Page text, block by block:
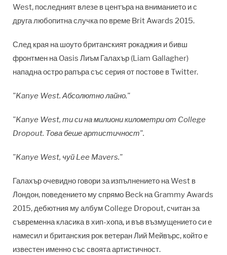
West, последният влезе в центъра на вниманието и с
друга любопитна случка по време Brit Awards 2015.
След края на шоуто британският рокаджия и бивш
фронтмен на Oasis Лиъм Галахър (Liam Gallagher)
нападна остро рапъра със серия от постове в Twitter.
"Kanye West. Абсолютно лайно."
"Kanye West, ти си на милиони километри от College
Dropout. Това беше артистичност".
"Kanye West, чуй Lee Mavers."
Галахър очевидно говори за изпълнението на West в
Лондон, поведението му спрямо Beck на Grammy Awards
2015, дебютния му албум College Dropout, считан за
съвременна класика в хип-хопа, и във възмущението си е
намесил и британския рок ветеран Лий Мейвърс, който е
известен именно със своята артистичност.